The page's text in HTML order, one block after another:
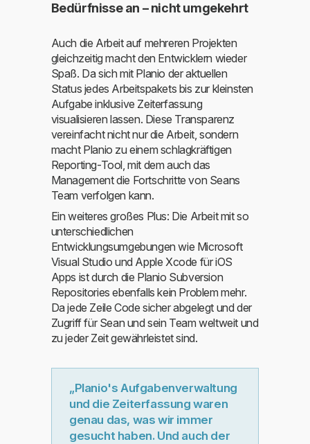
Bedürfnisse an – nicht umgekehrt
Auch die Arbeit auf mehreren Projekten
gleichzeitig macht den Entwicklern wieder
Spaß. Da sich mit Planio der aktuellen
Status jedes Arbeitspakets bis zur kleinsten
Aufgabe inklusive Zeiterfassung
visualisieren lassen. Diese Transparenz
vereinfacht nicht nur die Arbeit, sondern
macht Planio zu einem schlagkräftigen
Reporting-Tool, mit dem auch das
Management die Fortschritte von Seans
Team verfolgen kann.
Ein weiteres großes Plus: Die Arbeit mit so
unterschiedlichen
Entwicklungsumgebungen wie Microsoft
Visual Studio und Apple Xcode für iOS
Apps ist durch die Planio Subversion
Repositories ebenfalls kein Problem mehr.
Da jede Zeile Code sicher abgelegt und der
Zugriff für Sean und sein Team weltweit und
zu jeder Zeit gewährleistet sind.
„Planio's Aufgabenverwaltung
und die Zeiterfassung waren
genau das, was wir immer
gesucht haben. Und auch der